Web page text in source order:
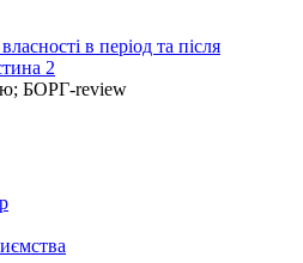
в період та після
2
БОРГ-review